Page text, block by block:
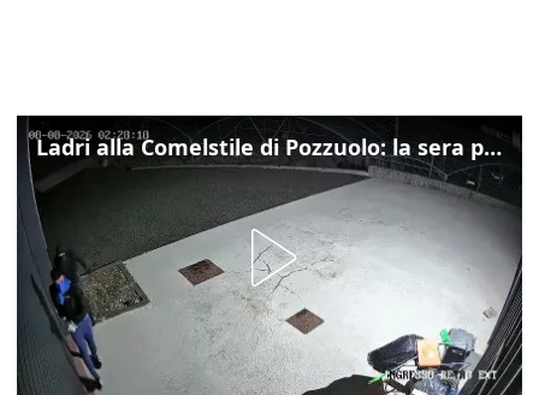
Ladri alla Comelstile di Pozzuolo: la sera prima il tentato furto a Buja, ecco le immagini